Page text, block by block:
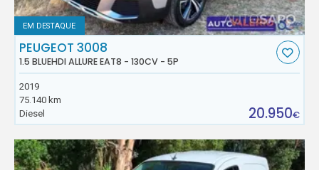
EM DESTAQUE
PEUGEOT 3008
1.5 BLUEHDI ALLURE EAT8 - 130CV - 5P
2019
75.140 km
Diesel
20.950€